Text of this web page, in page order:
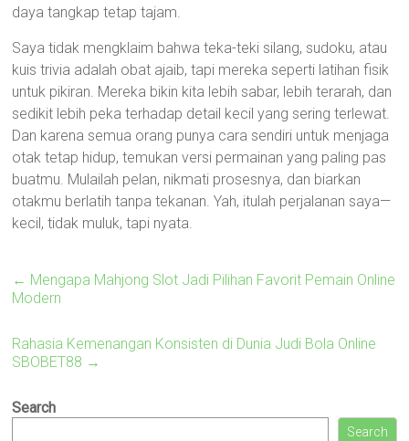
daya tangkap tetap tajam.
Saya tidak mengklaim bahwa teka-teki silang, sudoku, atau
kuis trivia adalah obat ajaib, tapi mereka seperti latihan fisik
untuk pikiran. Mereka bikin kita lebih sabar, lebih terarah, dan
sedikit lebih peka terhadap detail kecil yang sering terlewat.
Dan karena semua orang punya cara sendiri untuk menjaga
otak tetap hidup, temukan versi permainan yang paling pas
buatmu. Mulailah pelan, nikmati prosesnya, dan biarkan
otakmu berlatih tanpa tekanan. Yah, itulah perjalanan saya—
kecil, tidak muluk, tapi nyata.
← Mengapa Mahjong Slot Jadi Pilihan Favorit Pemain Online
Modern
Rahasia Kemenangan Konsisten di Dunia Judi Bola Online
SBOBET88 →
Search
Search